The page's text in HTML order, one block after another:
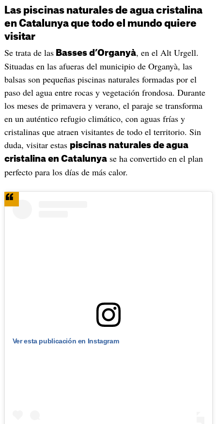
Las piscinas naturales de agua cristalina
en Catalunya que todo el mundo quiere
visitar
Se trata de lasBasses d’Organyà, en el Alt Urgell.
Situadas en las afueras del municipio de Organyà, las
balsas son pequeñas piscinas naturales formadas por el
paso del agua entre rocas y vegetación frondosa. Durante
los meses de primavera y verano, el paraje se transforma
en un auténtico refugio climático, con aguas frías y
cristalinas que atraen visitantes de todo el territorio. Sin
duda, visitar estas piscinas naturales de agua
cristalina en Catalunyase ha convertido en el plan
perfecto para los días de más calor.
Ver esta publicación en Instagram